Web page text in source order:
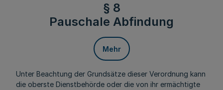
§ 8
Pauschale Abfindung
Mehr
Unter Beachtung der Grundsätze dieser Verordnung kann
die oberste Dienstbehörde oder die von ihr ermächtigte